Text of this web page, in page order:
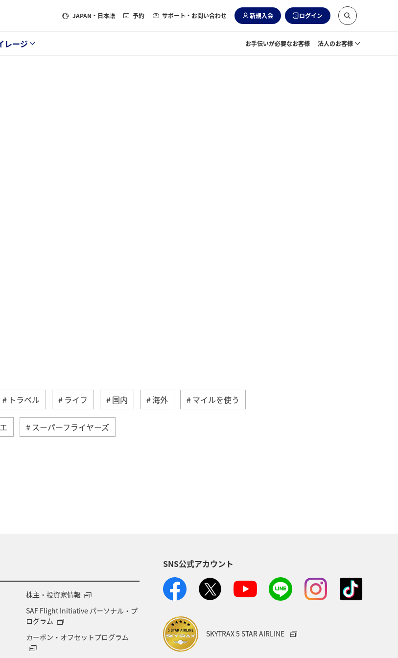
JAPAN ・日本語 予約 サポート・お問い合わせ 新規入会 ログイン
レージ お手伝いが必要なお客様 法人のお客様
トラベル ライフ 国内 海外 マイルを使う
スーパーフライヤーズ
株主・投資家情報
SAF Flight Initiative パーソナル・プ
ログラム
カーボン・オフセットプログラム
SNS公式アカウント
SKYTRAX 5 STAR AIRLINE